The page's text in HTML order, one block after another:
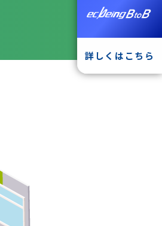
詳しくはこちら